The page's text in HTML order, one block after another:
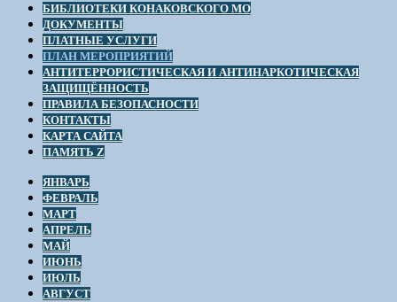
БИБЛИОТЕКИ КОНАКОВСКОГО МО
ДОКУМЕНТЫ
ПЛАТНЫЕ УСЛУГИ
ПЛАН МЕРОПРИЯТИЙ
АНТИТЕРРОРИСТИЧЕСКАЯ И АНТИНАРКОТИЧЕСКАЯ
ЗАЩИЩЁННОСТЬ
ПРАВИЛА БЕЗОПАСНОСТИ
КОНТАКТЫ
КАРТА САЙТА
ПАМЯТЬ Z
ЯНВАРЬ
ФЕВРАЛЬ
МАРТ
АПРЕЛЬ
МАЙ
ИЮНЬ
ИЮЛЬ
АВГУСТ